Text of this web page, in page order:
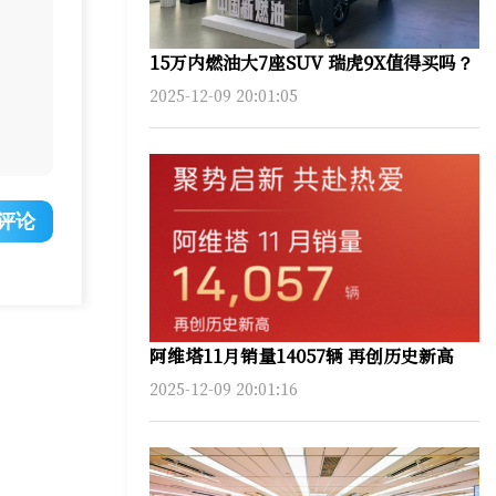
论
15万内燃油大7座SUV 瑞虎9X值得买吗？
2025-12-09 20:01:05
阿维塔11月销量14057辆 再创历史新高
2025-12-09 20:01:16